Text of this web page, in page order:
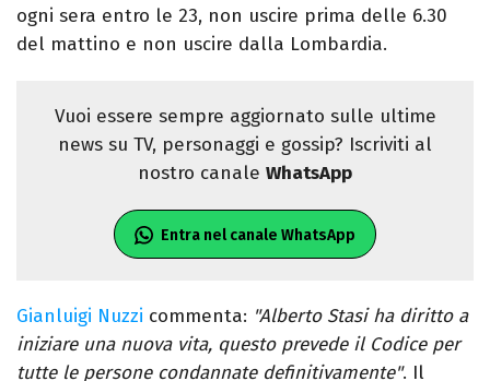
ogni sera entro le 23, non uscire prima delle 6.30
del mattino e non uscire dalla Lombardia.
Vuoi essere sempre aggiornato sulle ultime
news su TV, personaggi e gossip? Iscriviti al
nostro canale WhatsApp
Entra nel canale WhatsApp
Gianluigi Nuzzi commenta: "Alberto Stasi ha diritto a
iniziare una nuova vita, questo prevede il Codice per
tutte le persone condannate definitivamente". Il